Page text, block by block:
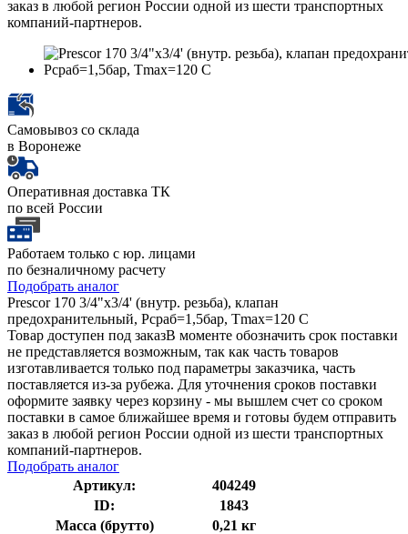
заказ в любой регион России одной из шести транспортных
компаний-партнеров.
Самовывоз со склада
в Воронеже
Оперативная доставка ТК
по всей России
Работаем только с юр. лицами
по безналичному расчету
Подобрать аналог
Prescor 170 3/4"x3/4' (внутр. резьба), клапан
предохранительный, Рсраб=1,5бар, Tmax=120 C
Товар доступен под заказВ моменте обозначить срок поставки
не представляется возможным, так как часть товаров
изготавливается только под параметры заказчика, часть
поставляется из-за рубежа. Для уточнения сроков поставки
оформите заявку через корзину - мы вышлем счет со сроком
поставки в самое ближайшее время и готовы будем отправить
заказ в любой регион России одной из шести транспортных
компаний-партнеров.
Подобрать аналог
Артикул:
404249
ID:
1843
Масса (брутто)
0,21 кг